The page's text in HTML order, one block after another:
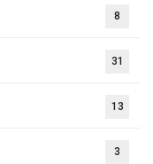
8
31
13
3